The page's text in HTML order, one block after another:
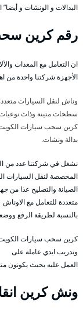
البدالات و الونشات و
رقمكرين
ان التعامل مع المعدات
الأجهزة شركتنا واحدة من
وناش لنقل السيارات متعددة
سطحات متينة وذات
كرين سحب سيارات
بدالة ونشات.
نشغل في شركتنا عدد من
المخصصة لنقل السيارات
الصيانة والتصليح عذا من
متعددة للتعامل مع الاوناش
بالنسبة لطريقة الرفع
كرين سحب سيارات الكويت
وتدريب ايدي عاملة على
العمل عليه بحيث يكونون
ونش كرين